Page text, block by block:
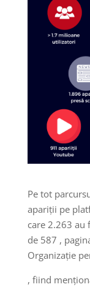
Pe tot
apariții pe
care 2.263 au
de 587 ,
Organizație
, fiind